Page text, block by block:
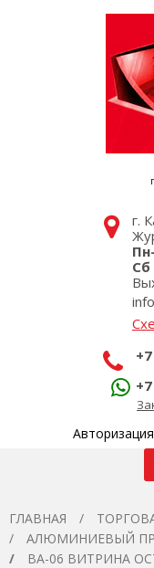
г.
Сб
Авторизация
ГЛАВНАЯ
АЛЮМИНИЕВЫЙ
ВА-06 ВИТРИНА